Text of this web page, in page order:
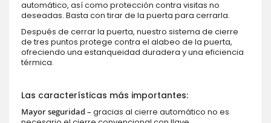
automático, así como protección contra visitas no
deseadas. Basta con tirar de la puerta para cerrarla.
Después de cerrar la puerta, nuestro sistema de cierre
de tres puntos protege contra el alabeo de la puerta,
ofreciendo una estanqueidad duradera y una eficiencia
térmica.
Las características más importantes:
Mayor seguridad – gracias al cierre automático no es